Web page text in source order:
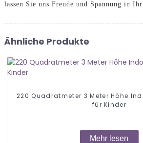
lassen Sie uns Freude und Spannung in
Ähnliche Produkte
220 Quadratmeter 3 Meter Höhe
für Kinder
Mehr lesen